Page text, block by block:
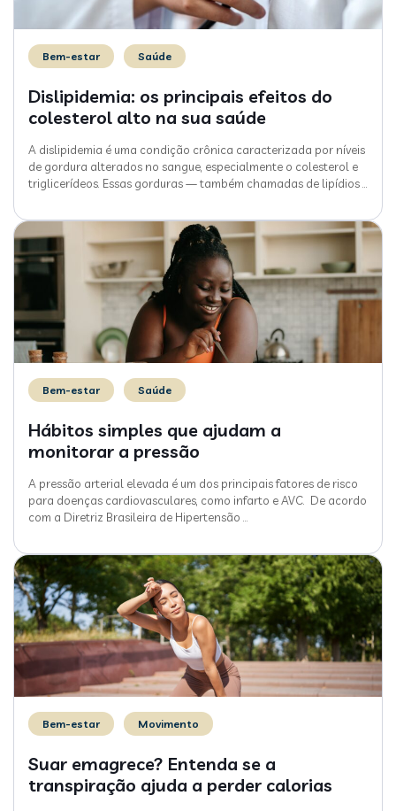
Bem-estar Saúde
Dislipidemia: os principais efeitos do
colesterol alto na sua saúde
A dislipidemia é uma condição crônica caracterizada por níveis
de gordura alterados no sangue, especialmente o colesterol e
triglicerídeos. Essas gorduras — também chamadas de lipídios…
Bem-estar Saúde
Hábitos simples que ajudam a
monitorar a pressão
A pressão arterial elevada é um dos principais fatores de risco
para doenças cardiovasculares, como infarto e AVC. De acordo
com a Diretriz Brasileira de Hipertensão …
Bem-estar Movimento
Suar emagrece? Entenda se a
transpiração ajuda a perder calorias